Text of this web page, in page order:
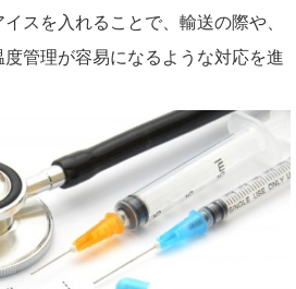
スを入れることで、輸送の際や、
管理が容易になるような対応を進